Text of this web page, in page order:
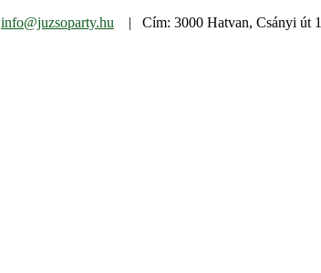
info@juzsoparty.hu | Cím: 3000 Hatvan, Csányi út